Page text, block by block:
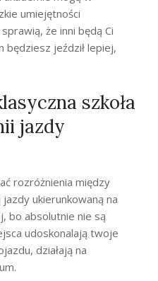
umiejętności
że inni będą Ci
będziesz jeździł lepiej,
szkoła
jazdy
rozróżnienia między
jazdy ukierunkowaną na
bo absolutnie nie są
udoskonalają twoje
działają na